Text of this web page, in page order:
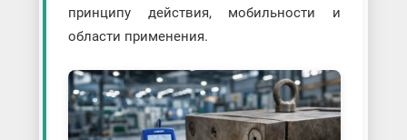
принципу действия, мобильности и
области применения.